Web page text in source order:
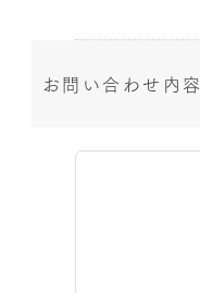
お問い合わせ内容